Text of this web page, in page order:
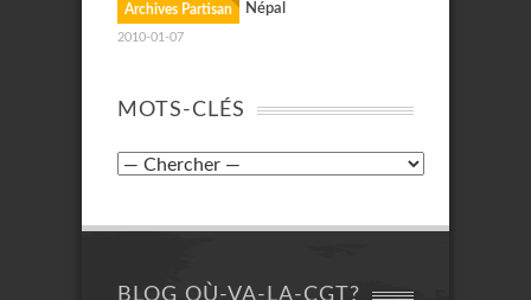
Archives Partisan Népal
2010-01-07
MOTS-CLÉS
BLOG OÙ-VA-LA-CGT?